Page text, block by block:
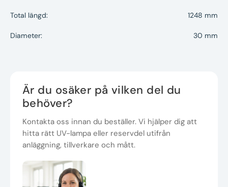
Total längd: 1248 mm
Diameter: 30 mm
Är du osäker på vilken del du
behöver?
Kontakta oss innan du beställer. Vi hjälper dig att
hitta rätt UV-lampa eller reservdel utifrån
anläggning, tillverkare och mått.